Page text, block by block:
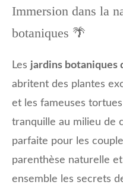
Immersion dans la
botaniques 🌴
Les jardins botaniques
abritent des plantes
et les fameuses
tranquille au milieu de
parfaite pour les
parenthèse naturelle
ensemble les secrets